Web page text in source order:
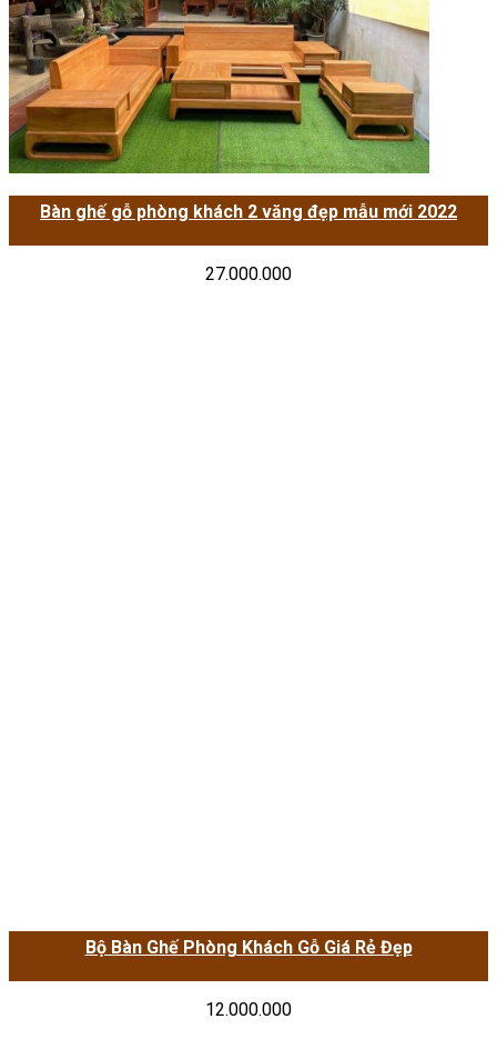
Bàn ghế gỗ phòng khách 2 văng đẹp mẫu mới 2022
27.000.000
Bộ Bàn Ghế Phòng Khách Gỗ Giá Rẻ Đẹp
12.000.000